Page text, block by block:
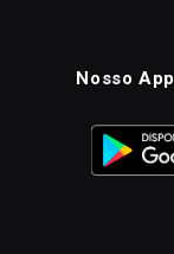
Nosso App